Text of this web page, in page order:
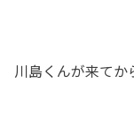
川島くんが来て